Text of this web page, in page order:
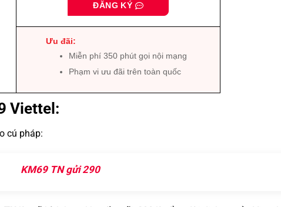
ĐĂNG KÝ
Ưu đãi:
Miễn phí 350 phút gọi nội mạng
Phạm vi ưu đãi trên toàn quốc
Viettel:
cú pháp:
KM69 TN gửi 290